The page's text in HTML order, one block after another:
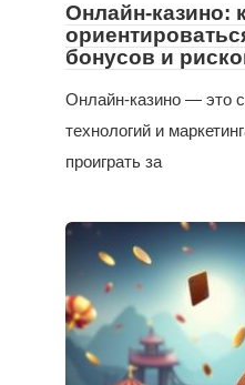
Онлайн-казино:
бонусов и
Онлайн-казино — это
технологий и
проиграть за